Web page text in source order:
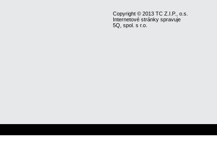
Copyright © 2013 TC Z.I.P., o.s.
Internetové stránky spravuje
5Q, spol. s r.o.